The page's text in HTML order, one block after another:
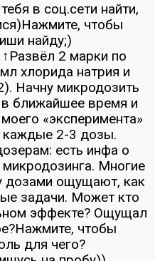
в соц.сети найти,
чтобы
найду;)
2 марки по
хлорида натрия и
Начну микродозить
ближайшее время и
«эксперимента»
2-3 дозы.
есть инфа о
Многие
ощущают, как
задачи. Может кто
эффекте? Ощущал
чтобы
для чего?